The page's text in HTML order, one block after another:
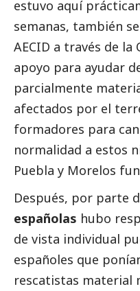
estuvo aquí
semanas, también
AECID a través de la
apoyo para ayudar
parcialmente
afectados por el
formadores para
normalidad a estos
Puebla y Morelos
Después, por parte
españolas hubo
de vista individual
españoles que
rescatistas material